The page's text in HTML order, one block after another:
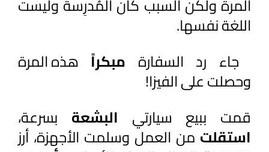
اللغة نفسها.
جاء رد السفارة مبكراً
وحصلت على الفيزا!
قمت ببيع سيارتي البشعة بسرعة،
استقلت من العمل وسلمت الأجهزة، أرز